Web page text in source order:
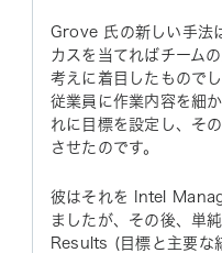
Grove 氏の新しい手法
カスを当てればチーム
考えに着目したもので
従業員に作業内容を細
れに目標を設定し、そ
させたのです。
彼はそれを Intel
ましたが、その後、単
Results (目標と主要な